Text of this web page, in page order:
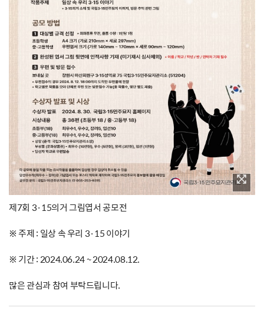
제7회 3·15의거 그림엽서 공모전
※ 주제 : 일상 속 우리 3·15 이야기
※ 기간 : 2024.06.24 ~ 2024.08.12.
많은 관심과 참여 부탁드립니다.